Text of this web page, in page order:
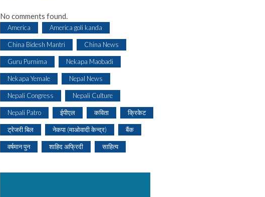
No comments found.
America America goli kanda
China Bidesh Mantri China News
Guru Purnima Nekapa Maobadi
Nekapa Yemale Nepal News
Nepali Congress Nepali Culture
Nepali Patro ईपीएल कविता क्रिकेट
ट्रेजरी बिल नेकपा (माओवादी केन्द्र) बैंक
वर्षमान पुन शाहिद अफ्रिदी साहित्य